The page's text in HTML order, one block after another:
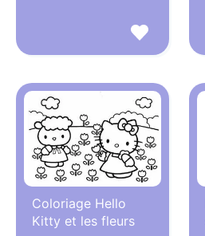
Coloriage Hello
Kitty et les fleurs